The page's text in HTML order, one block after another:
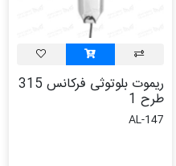
ریموت بلوتوثی فرکانس 315
طرح 1
AL-147